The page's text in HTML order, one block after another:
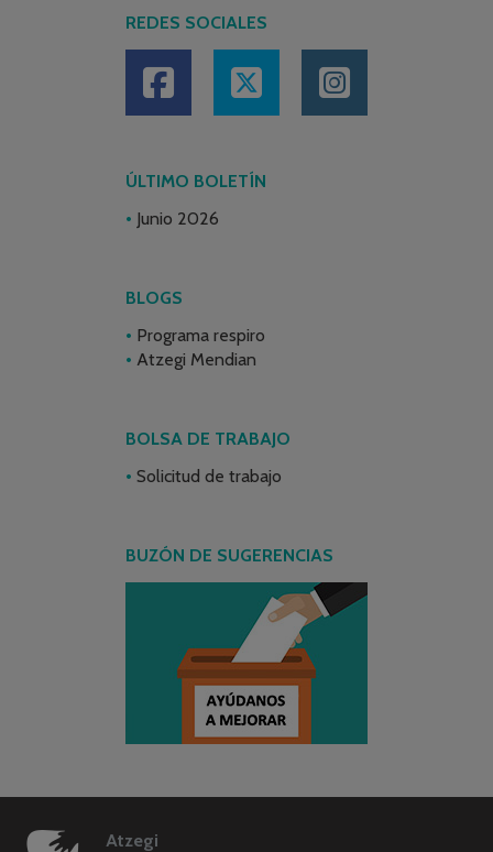
REDES SOCIALES
ÚLTIMO BOLETÍN
Junio 2026
BLOGS
Programa respiro
Atzegi Mendian
BOLSA DE TRABAJO
Solicitud de trabajo
BUZÓN DE SUGERENCIAS
Atzegi